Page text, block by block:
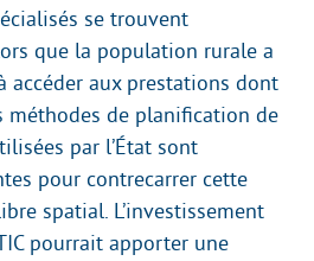
se trouvent
que la population rurale a
accéder aux prestations dont
méthodes de planification de
par l’État sont
pour contrecarrer cette
spatial. L’investissement
pourrait apporter une